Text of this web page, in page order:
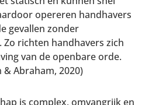
opereren handhavers
gevallen zonder
Zo richten handhavers zich
van de openbare orde.
& Abraham, 2020)
is complex, omvangrijk en